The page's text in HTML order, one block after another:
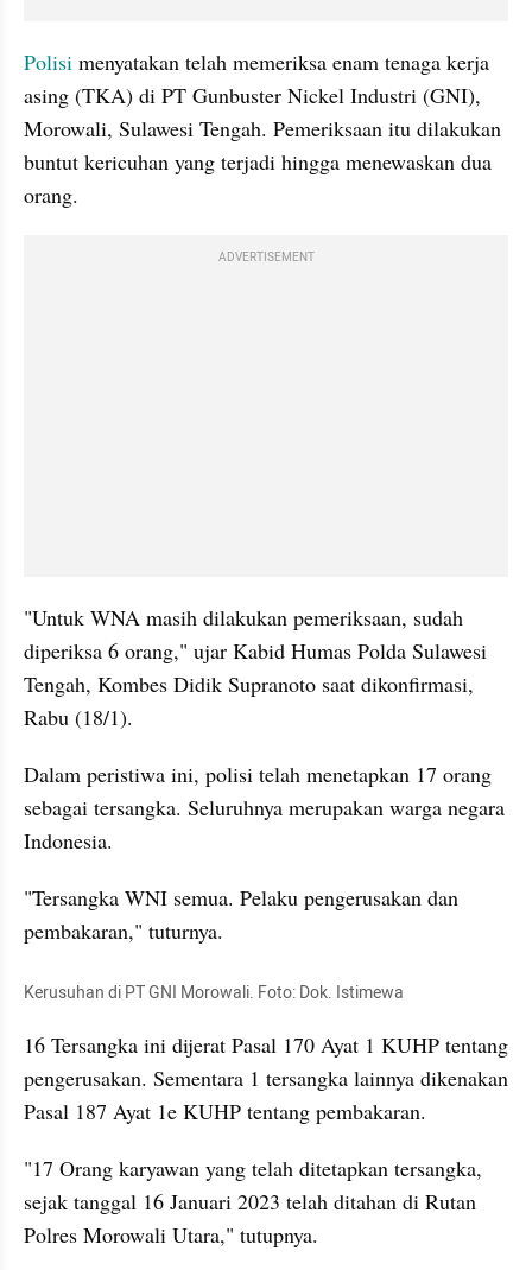
Polisi menyatakan telah memeriksa enam tenaga kerja
asing (TKA) di PT Gunbuster Nickel Industri (GNI),
Morowali, Sulawesi Tengah. Pemeriksaan itu dilakukan
buntut kericuhan yang terjadi hingga menewaskan dua
orang.
ADVERTISEMENT
"Untuk WNA masih dilakukan pemeriksaan, sudah
diperiksa 6 orang," ujar Kabid Humas Polda Sulawesi
Tengah, Kombes Didik Supranoto saat dikonfirmasi,
Rabu (18/1).
Dalam peristiwa ini, polisi telah menetapkan 17 orang
sebagai tersangka. Seluruhnya merupakan warga negara
Indonesia.
"Tersangka WNI semua. Pelaku pengerusakan dan
pembakaran," tuturnya.
Kerusuhan di PT GNI Morowali. Foto: Dok. Istimewa
16 Tersangka ini dijerat Pasal 170 Ayat 1 KUHP tentang
pengerusakan. Sementara 1 tersangka lainnya dikenakan
Pasal 187 Ayat 1e KUHP tentang pembakaran.
"17 Orang karyawan yang telah ditetapkan tersangka,
sejak tanggal 16 Januari 2023 telah ditahan di Rutan
Polres Morowali Utara," tutupnya.